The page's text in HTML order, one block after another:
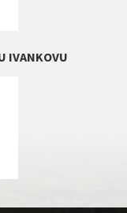
IVANKOVU